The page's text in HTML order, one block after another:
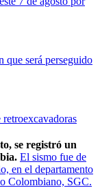
que será perseguido
se registró un
El sismo fue de
en el departamento
Colombiano, SGC.